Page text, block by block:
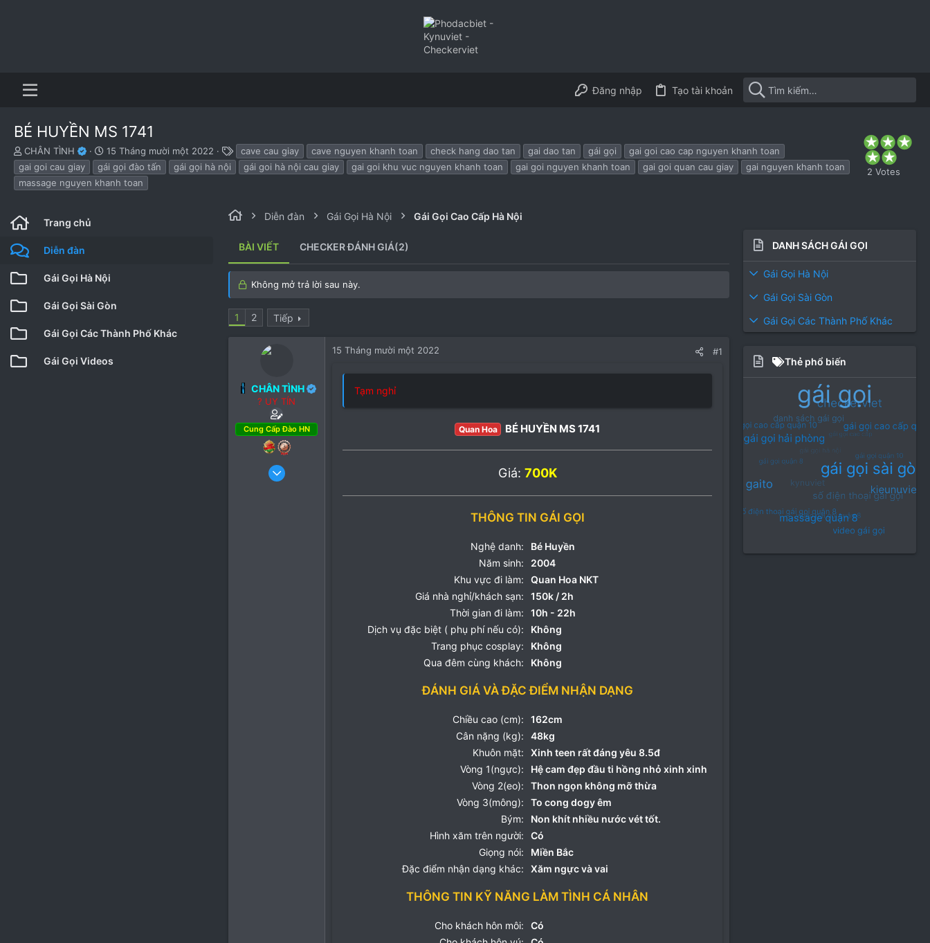
Đăng nhập Tạo tài khoản
BÉ HUYỀN MS 1741
B
ắ
t
đ
CHÂN TÌNH
N
g
à
y
15 Tháng mười một 2022
h
ẻ
cave cau giay cave nguyen khanh toan check hang dao tan gai dao tan gái gọi
gai goi cao cap nguyen khanh toan
gai goi cau giay
gái gọi đào tấn gái gọi hà nội gái goi hà nội cau giay gai goi khu vuc nguyen khanh toan gai goi nguyen khanh toan gai goi quan cau giay
gai nguyen khanh toan
massage nguyen khanh toan
5
2 Votes
Trang chủ
Diễn đàn
Gái Gọi Hà Nội
Gái Gọi Sài Gòn
Gái Gọi Các Thành Phố Khác
Gái Gọi Videos
Diễn đàn Gái Gọi Hà Nội Gái Gọi Cao Cấp Hà Nội
BÀI VIẾT CHECKER ĐÁNH GIÁ(2)
Không mở trả lời sau này.
1 2 Tiếp
CHÂN TÌNH
? UY TÍN
Cung Cấp Đào HN
15 Tháng mười một 2022 #1
Tạm nghỉ
Quan Hoa BÉ HUYỀN MS 1741
Giá: 700K
THÔNG TIN GÁI GỌI
Nghệ danh:
Bé Huyền
Năm sinh:
2004
Khu vực đi làm:
Quan Hoa NKT
Giá nhà nghỉ/khách sạn:
150k / 2h
Thời gian đi làm:
10h - 22h
Dịch vụ đặc biệt ( phụ phí nếu có):
Không
Trang phục cosplay:
Không
Qua đêm cùng khách:
Không
ĐÁNH GIÁ VÀ ĐẶC ĐIỂM NHẬN DẠNG
Chiều cao (cm):
162cm
Cân nặng (kg):
48kg
Khuôn mặt:
Xinh teen rất đáng yêu 8.5đ
Vòng 1(ngực):
Hệ cam đẹp đầu ti hồng nhỏ xinh xinh
Vòng 2(eo):
Thon ngọn không mỡ thừa
Vòng 3(mông):
To cong dogy êm
Bým:
Non khít nhiều nước vét tốt.
Hình xăm trên người:
Có
Giọng nói:
Miền Bắc
Đặc điểm nhận dạng khác:
Xăm ngực và vai
THÔNG TIN KỸ NĂNG LÀM TÌNH CÁ NHÂN
Cho khách hôn môi:
Có
DANH SÁCH GÁI GỌI
Gái Gọi Hà Nội
Gái Gọi Sài Gòn
Gái Gọi Các Thành Phố Khác
Thẻ phổ biến